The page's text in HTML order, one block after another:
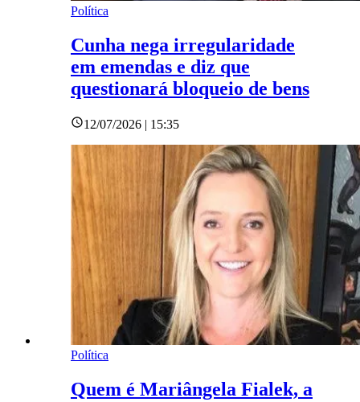
Política
Cunha nega irregularidade
em emendas e diz que
questionará bloqueio de bens
12/07/2026 | 15:35
Política
Quem é Mariângela Fialek, a